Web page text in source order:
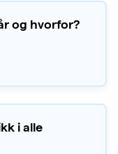
og hvorfor?
i alle